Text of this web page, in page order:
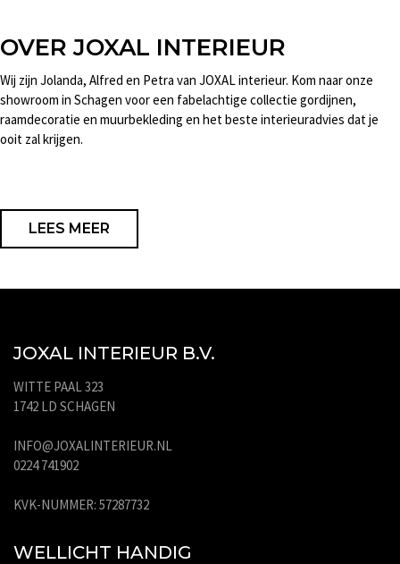
OVER JOXAL INTERIEUR
Wij zijn Jolanda, Alfred en Petra van JOXAL interieur. Kom naar onze
showroom in Schagen voor een fabelachtige collectie gordijnen,
raamdecoratie en muurbekleding en het beste interieuradvies dat je
ooit zal krijgen.
LEES MEER
JOXAL INTERIEUR B.V.
WITTE PAAL 323
1742 LD SCHAGEN
INFO@JOXALINTERIEUR.NL
0224 741902
KVK-NUMMER: 57287732
WELLICHT HANDIG